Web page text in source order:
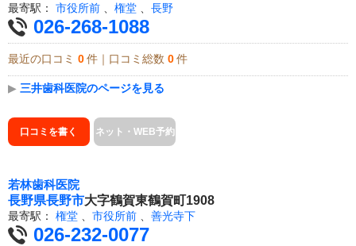
最寄駅： 市役所前 権堂 長野
026-268-1088
最近の口コミ 0 件｜口コミ総数 0 件
▶ 三井歯科医院のページを見る
口コミを書く ネット・WEB予約
若林歯科医院
長野県長野市大字鶴賀東鶴賀町1908
最寄駅： 権堂 市役所前 善光寺下
026-232-0077